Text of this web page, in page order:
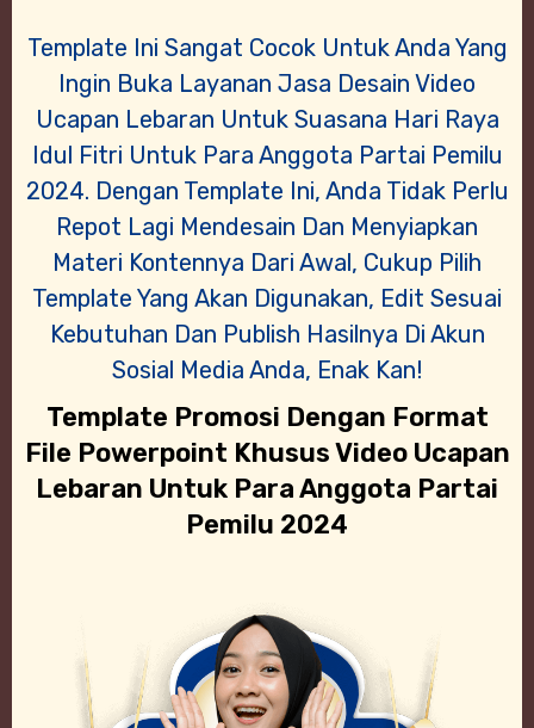
Template Ini Sangat Cocok Untuk Anda Yang
Ingin Buka Layanan Jasa Desain Video
Ucapan Lebaran Untuk Suasana Hari Raya
Idul Fitri Untuk Para Anggota Partai Pemilu
2024. Dengan Template Ini, Anda Tidak Perlu
Repot Lagi Mendesain Dan Menyiapkan
Materi Kontennya Dari Awal, Cukup Pilih
Template Yang Akan Digunakan, Edit Sesuai
Kebutuhan Dan Publish Hasilnya Di Akun
Sosial Media Anda, Enak Kan!
Template Promosi Dengan Format
File Powerpoint Khusus Video Ucapan
Lebaran Untuk Para Anggota Partai
Pemilu 2024